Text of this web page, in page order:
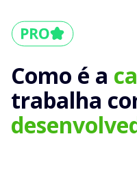
Como é a
trabalha